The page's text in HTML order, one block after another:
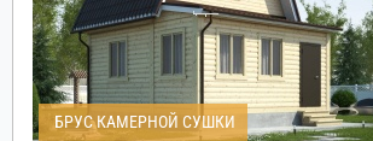
БРУС КАМЕРНОЙ СУШКИ